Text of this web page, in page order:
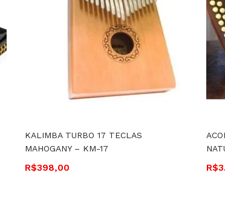
KALIMBA TURBO 17 TECLAS
MAHOGANY – KM-17
R$398,00 R$